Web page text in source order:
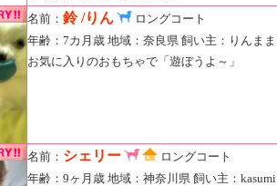
名前： 鈴 /りん
ロングコート
年齢：7カ月歳 地域：奈良県 飼い主：りんまま
お気に入りのおもちゃで「遊ぼうよ～」
名前： シェリー
ロングコート
年齢：9ヶ月歳 地域：神奈川県 飼い主：kasumi